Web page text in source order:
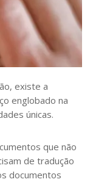
existe a
englobado na
únicas.
que não
de tradução
documentos